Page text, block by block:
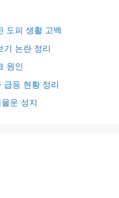
도피 생활 고백
기 논란 정리
원인
급등 현황 정리
운 성지